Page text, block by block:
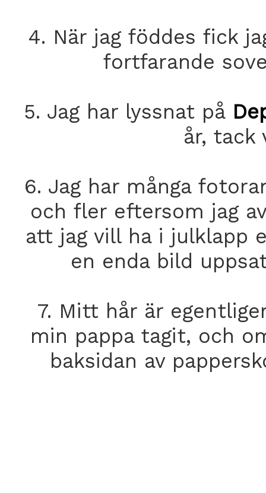
4. När jag föddes fick
fortfarande
5. Jag har lyssnat på
år, tack
6. Jag har många
och fler eftersom jag
att jag vill ha i julklapp
en enda bild
7. Mitt hår är
min pappa tagit, och
baksidan av